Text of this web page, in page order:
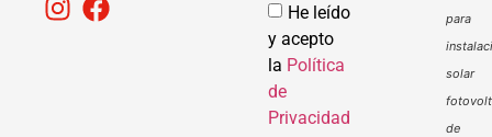
He leído
y acepto
la Política
de
Privacidad
para
solar
de